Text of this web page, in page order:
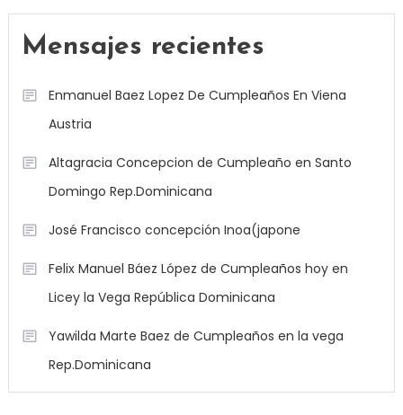
Mensajes recientes
Enmanuel Baez Lopez De Cumpleaños En Viena
Austria
Altagracia Concepcion de Cumpleaño en Santo
Domingo Rep.Dominicana
José Francisco concepción Inoa(japone
Felix Manuel Báez López de Cumpleaños hoy en
Licey la Vega República Dominicana
Yawilda Marte Baez de Cumpleaños en la vega
Rep.Dominicana